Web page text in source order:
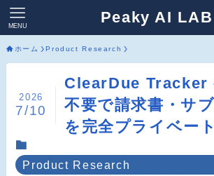
Peaky AI LAB
MENU
ホーム Product Research
ClearDue Tracker
不要で請求書・サ
を完全プライベー
2026
7/10
Product Research